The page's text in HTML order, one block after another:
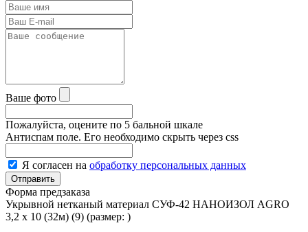
Ваше фото
Пожалуйста, оцените по 5 бальной шкале
Антиспам поле. Его необходимо скрыть через css
Я согласен на обработку персональных данных
Форма предзаказа
Укрывной нетканый материал СУФ-42 НАНОИЗОЛ AGRO
3,2 х 10 (32м) (9) (размер: )